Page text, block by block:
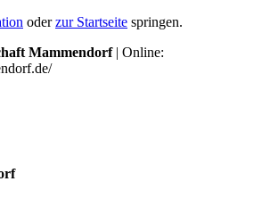
oderzur Startseite springen.
Mammendorf| Online: